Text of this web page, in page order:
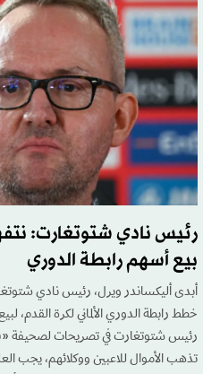
رئيس نادي شتوتغارت:
بيع أسهم رابطة الدوري
أبدى أليكساندر ويرل، رئيس نادي
خطط رابطة الدوري الألماني لكرة القدم،
رئيس شتوتغارت في تصريحات لصحيفة
تذهب الأموال للاعبين ووكلائهم، يجب